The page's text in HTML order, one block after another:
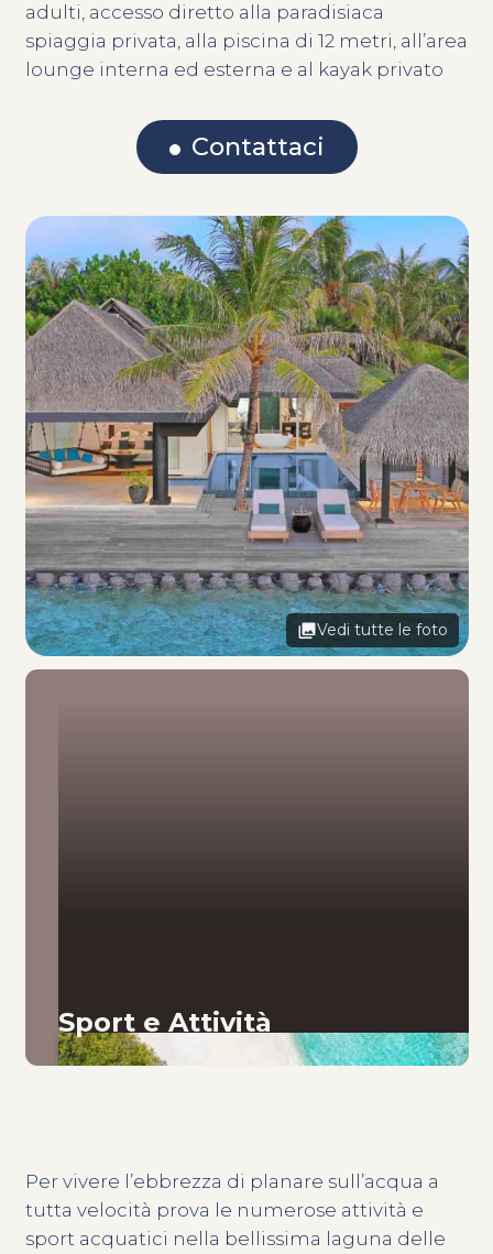
adulti, accesso diretto alla paradisiaca
spiaggia privata, alla piscina di 12 metri, all’area
lounge interna ed esterna e al kayak privato
Contattaci
Vedi tutte le foto
Sport e Attività
Per vivere l’ebbrezza di planare sull’acqua a
tutta velocità prova le numerose attività e
sport acquatici nella bellissima laguna delle